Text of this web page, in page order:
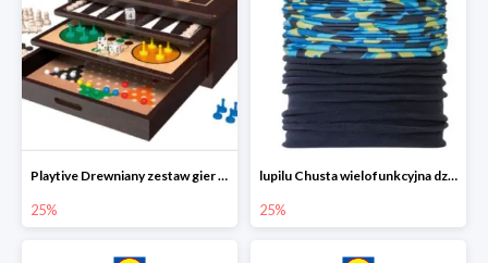
Playtive Drewniany zestaw gier 10 w 1
25%
lupilu Chusta wielofunkcyjna dziecięca
25%